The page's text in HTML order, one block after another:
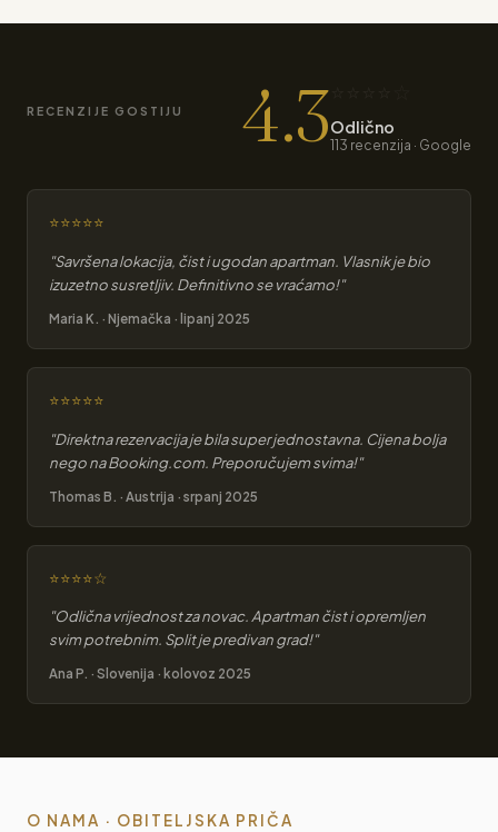
RECENZIJE GOSTIJU 4.3Odlično
113 recenzija · Google
⭐⭐⭐⭐⭐
"Savršena lokacija, čist i ugodan apartman. Vlasnik je bio
izuzetno susretljiv. Definitivno se vraćamo!"
Maria K. · Njemačka · lipanj 2025
⭐⭐⭐⭐⭐
"Direktna rezervacija je bila super jednostavna. Cijena bolja
nego na Booking.com. Preporučujem svima!"
Thomas B. · Austrija · srpanj 2025
⭐⭐⭐⭐☆
"Odlična vrijednost za novac. Apartman čist i opremljen
svim potrebnim. Split je predivan grad!"
Ana P. · Slovenija · kolovoz 2025
O NAMA · OBITELJSKA PRIČA